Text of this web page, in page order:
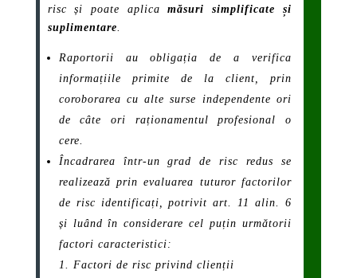
risc și poate aplica măsuri simplificate și
suplimentare
Raportorii au obligația de a verifica
informațiile primite de la client, prin
coroborarea cu alte surse independente ori
de câte ori raționamentul profesional o
cere.
Încadrarea într-un grad de risc redus se
realizează prin evaluarea tuturor factorilor
de risc identificați, potrivit art. 11 alin. 6
și luând în considerare cel puțin următorii
factori caracteristici:
Factori de risc privind clienții